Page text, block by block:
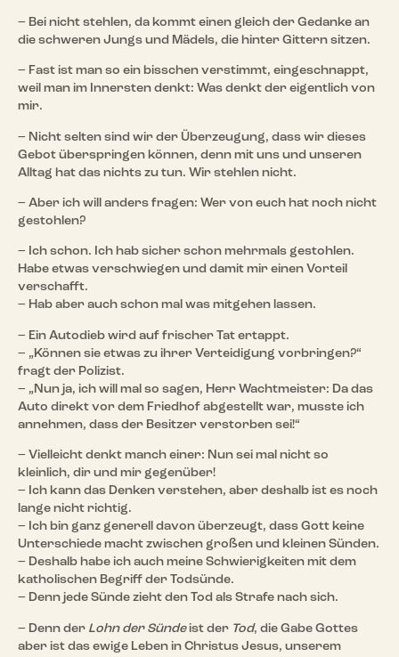
– Bei nicht stehlen, da kommt einen gleich der Gedanke an
die schweren Jungs und Mädels, die hinter Gittern sitzen.
– Fast ist man so ein bisschen verstimmt, eingeschnappt,
weil man im Innersten denkt: Was denkt der eigentlich von
mir.
– Nicht selten sind wir der Überzeugung, dass wir dieses
Gebot überspringen können, denn mit uns und unseren
Alltag hat das nichts zu tun. Wir stehlen nicht.
– Aber ich will anders fragen: Wer von euch hat noch nicht
gestohlen?
– Ich schon. Ich hab sicher schon mehrmals gestohlen.
Habe etwas verschwiegen und damit mir einen Vorteil
verschafft.
– Hab aber auch schon mal was mitgehen lassen.
– Ein Autodieb wird auf frischer Tat ertappt.
– „Können sie etwas zu ihrer Verteidigung vorbringen?“
fragt der Polizist.
– „Nun ja, ich will mal so sagen, Herr Wachtmeister: Da das
Auto direkt vor dem Friedhof abgestellt war, musste ich
annehmen, dass der Besitzer verstorben sei!“
– Vielleicht denkt manch einer: Nun sei mal nicht so
kleinlich, dir und mir gegenüber!
– Ich kann das Denken verstehen, aber deshalb ist es noch
lange nicht richtig.
– Ich bin ganz generell davon überzeugt, dass Gott keine
Unterschiede macht zwischen großen und kleinen Sünden.
– Deshalb habe ich auch meine Schwierigkeiten mit dem
katholischen Begriff der Todsünde.
– Denn jede Sünde zieht den Tod als Strafe nach sich.
– Denn der Lohn der Sündeist der Tod, die Gabe Gottes
aber ist das ewige Leben in Christus Jesus, unserem